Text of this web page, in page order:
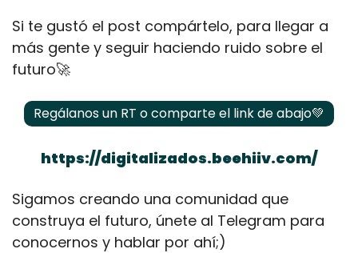
Si te gustó el post compártelo, para llegar a
más gente y seguir haciendo ruido sobre el
futuro🚀
Regálanos un RT o comparte el link de abajo💚
https://digitalizados.beehiiv.com/
Sigamos creando una comunidad que
construya el futuro, únete al Telegram para
conocernos y hablar por ahí;)